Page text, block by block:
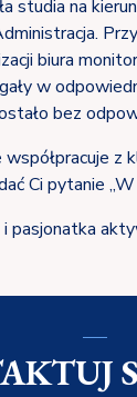
studia na
biura
w
bez
z
Ci pytanie „W
pasjonatka